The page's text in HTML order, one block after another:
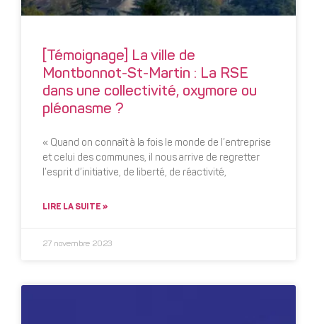
[Témoignage] La ville de
Montbonnot-St-Martin : La RSE
dans une collectivité, oxymore ou
pléonasme ?
« Quand on connaît à la fois le monde de l’entreprise
et celui des communes, il nous arrive de regretter
l’esprit d’initiative, de liberté, de réactivité,
LIRE LA SUITE »
27 novembre 2023